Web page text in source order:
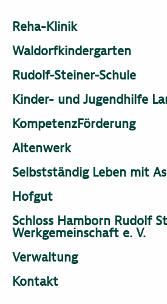
Reha-Klinik
Waldorfkindergarten
Rudolf-Steiner-Schule
Kinder- und Jugendhilfe
KompetenzFörderung
Altenwerk
Selbstständig Leben mit
Hofgut
Schloss Hamborn Rudolf
Werkgemeinschaft e. V.
Verwaltung
Kontakt